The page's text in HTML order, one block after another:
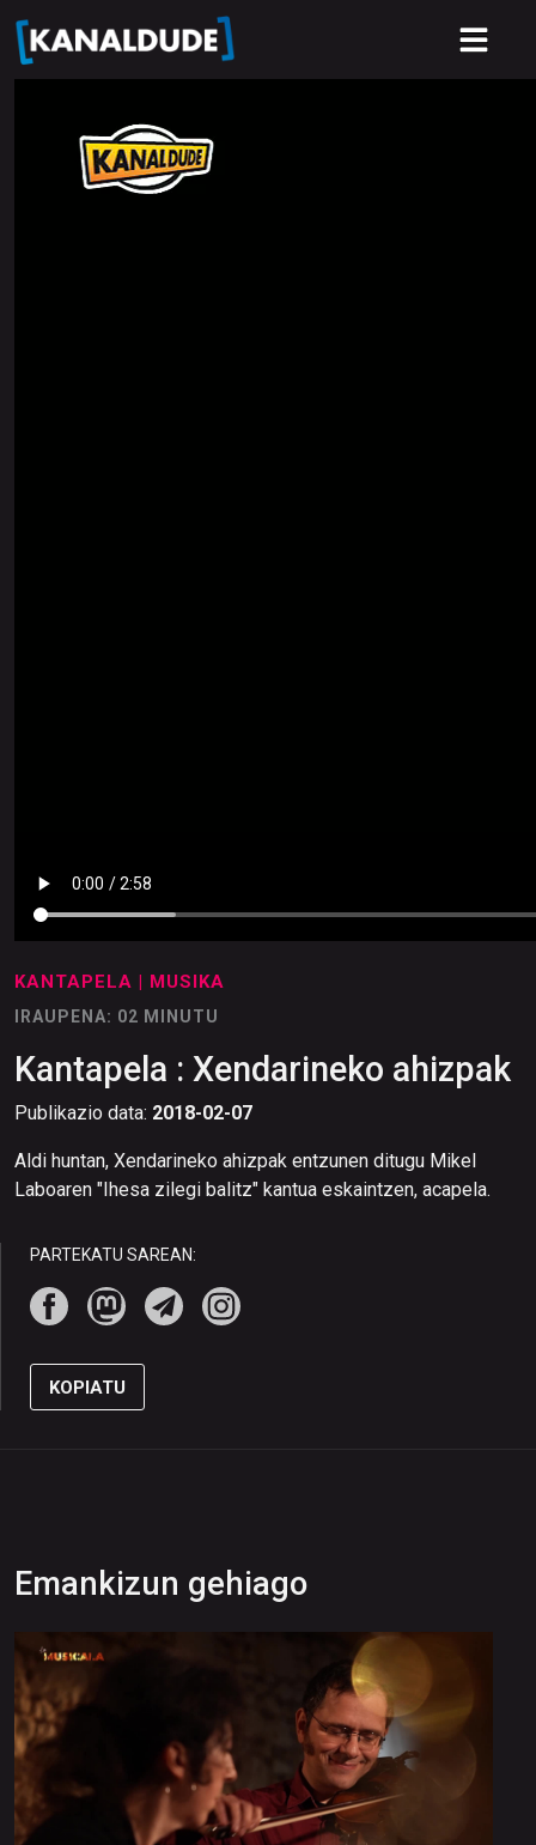
KANTAPELA | MUSIKA
IRAUPENA: 02 MINUTU
Kantapela : Xendarineko ahizpak
Publikazio data: 2018-02-07
Aldi huntan, Xendarineko ahizpak entzunen ditugu Mikel
Laboaren "Ihesa zilegi balitz" kantua eskaintzen, acapela.
PARTEKATU SAREAN:
KOPIATU
Emankizun gehiago